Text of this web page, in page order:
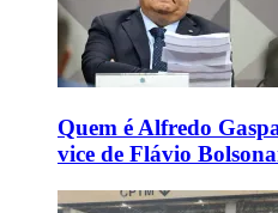
Quem é Alfredo
vice de Flávio